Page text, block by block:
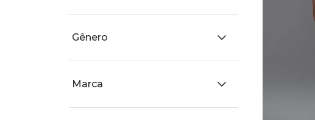
Branco
Nude
Preto
Gênero
Masculino
Infantil
Marca